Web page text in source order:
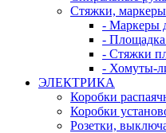
Стяжки, маркеры
- Маркеры
- Площадка
- Стяжки
- Хомуты-
ЭЛЕКТРИКА
Коробки
Коробки
Розетки,